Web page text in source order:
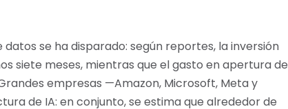
se ha disparado: según reportes, la inversión
siete meses, mientras que el gasto en apertura de
empresas —Amazon, Microsoft, Meta y
de IA: en conjunto, se estima que alrededor de